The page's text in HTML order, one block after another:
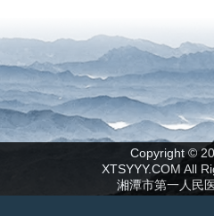
Copyright ©
XTSYYY.COM All
湘潭市第一人民